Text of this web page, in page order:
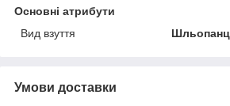
Основні атрибути
Вид взуття
Умови доставки